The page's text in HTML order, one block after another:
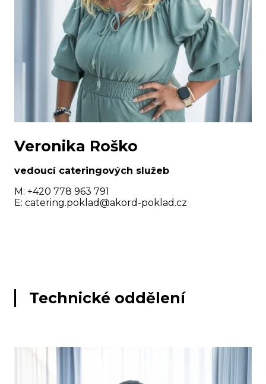
Veronika Roško
vedoucí cateringových služeb
M: +420 778 963 791
E: catering.poklad@akord-poklad.cz
Technické oddělení